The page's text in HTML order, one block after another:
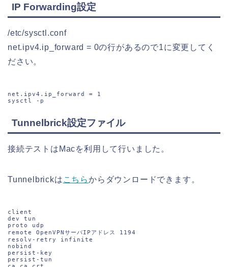
IP Forwarding設定
/etc/sysctl.conf
net.ipv4.ip_forward = 0の行があるので1に変更してく
ださい。
net.ipv4.ip_forward = 1
sysctl -p
Tunnelbrick設定ファイル
接続テストはMacを利用して行いました。
Tunnelbrickは こちらからダウンロードできます。
client
dev tun
proto udp
remote OpenVPNサーバIPアドレス 1194
resolv-retry infinite
nobind
persist-key
persist-tun